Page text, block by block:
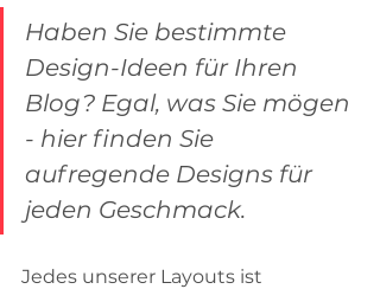
Haben Sie bestimmte
Design-Ideen für Ihren
Blog? Egal, was Sie mögen
- hier finden Sie
aufregende Designs für
jeden Geschmack.
Jedes unserer Layouts ist